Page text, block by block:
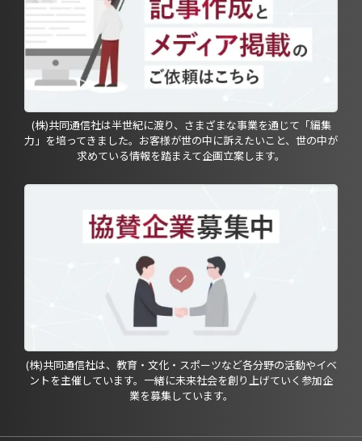
(株)共同通信社は半世紀に渡り、さまざまな事業を通じて「編集
力」を培ってきました。お客様が世の中に訴えたいこと、世の中が
求めている情報を踏まえて企画立案します。
(株)共同通信社は、教育・文化・スポーツなど各分野の活動やイベ
ントを主催しています。一緒に未来社会を創り上げていく参加企
業を募集しています。